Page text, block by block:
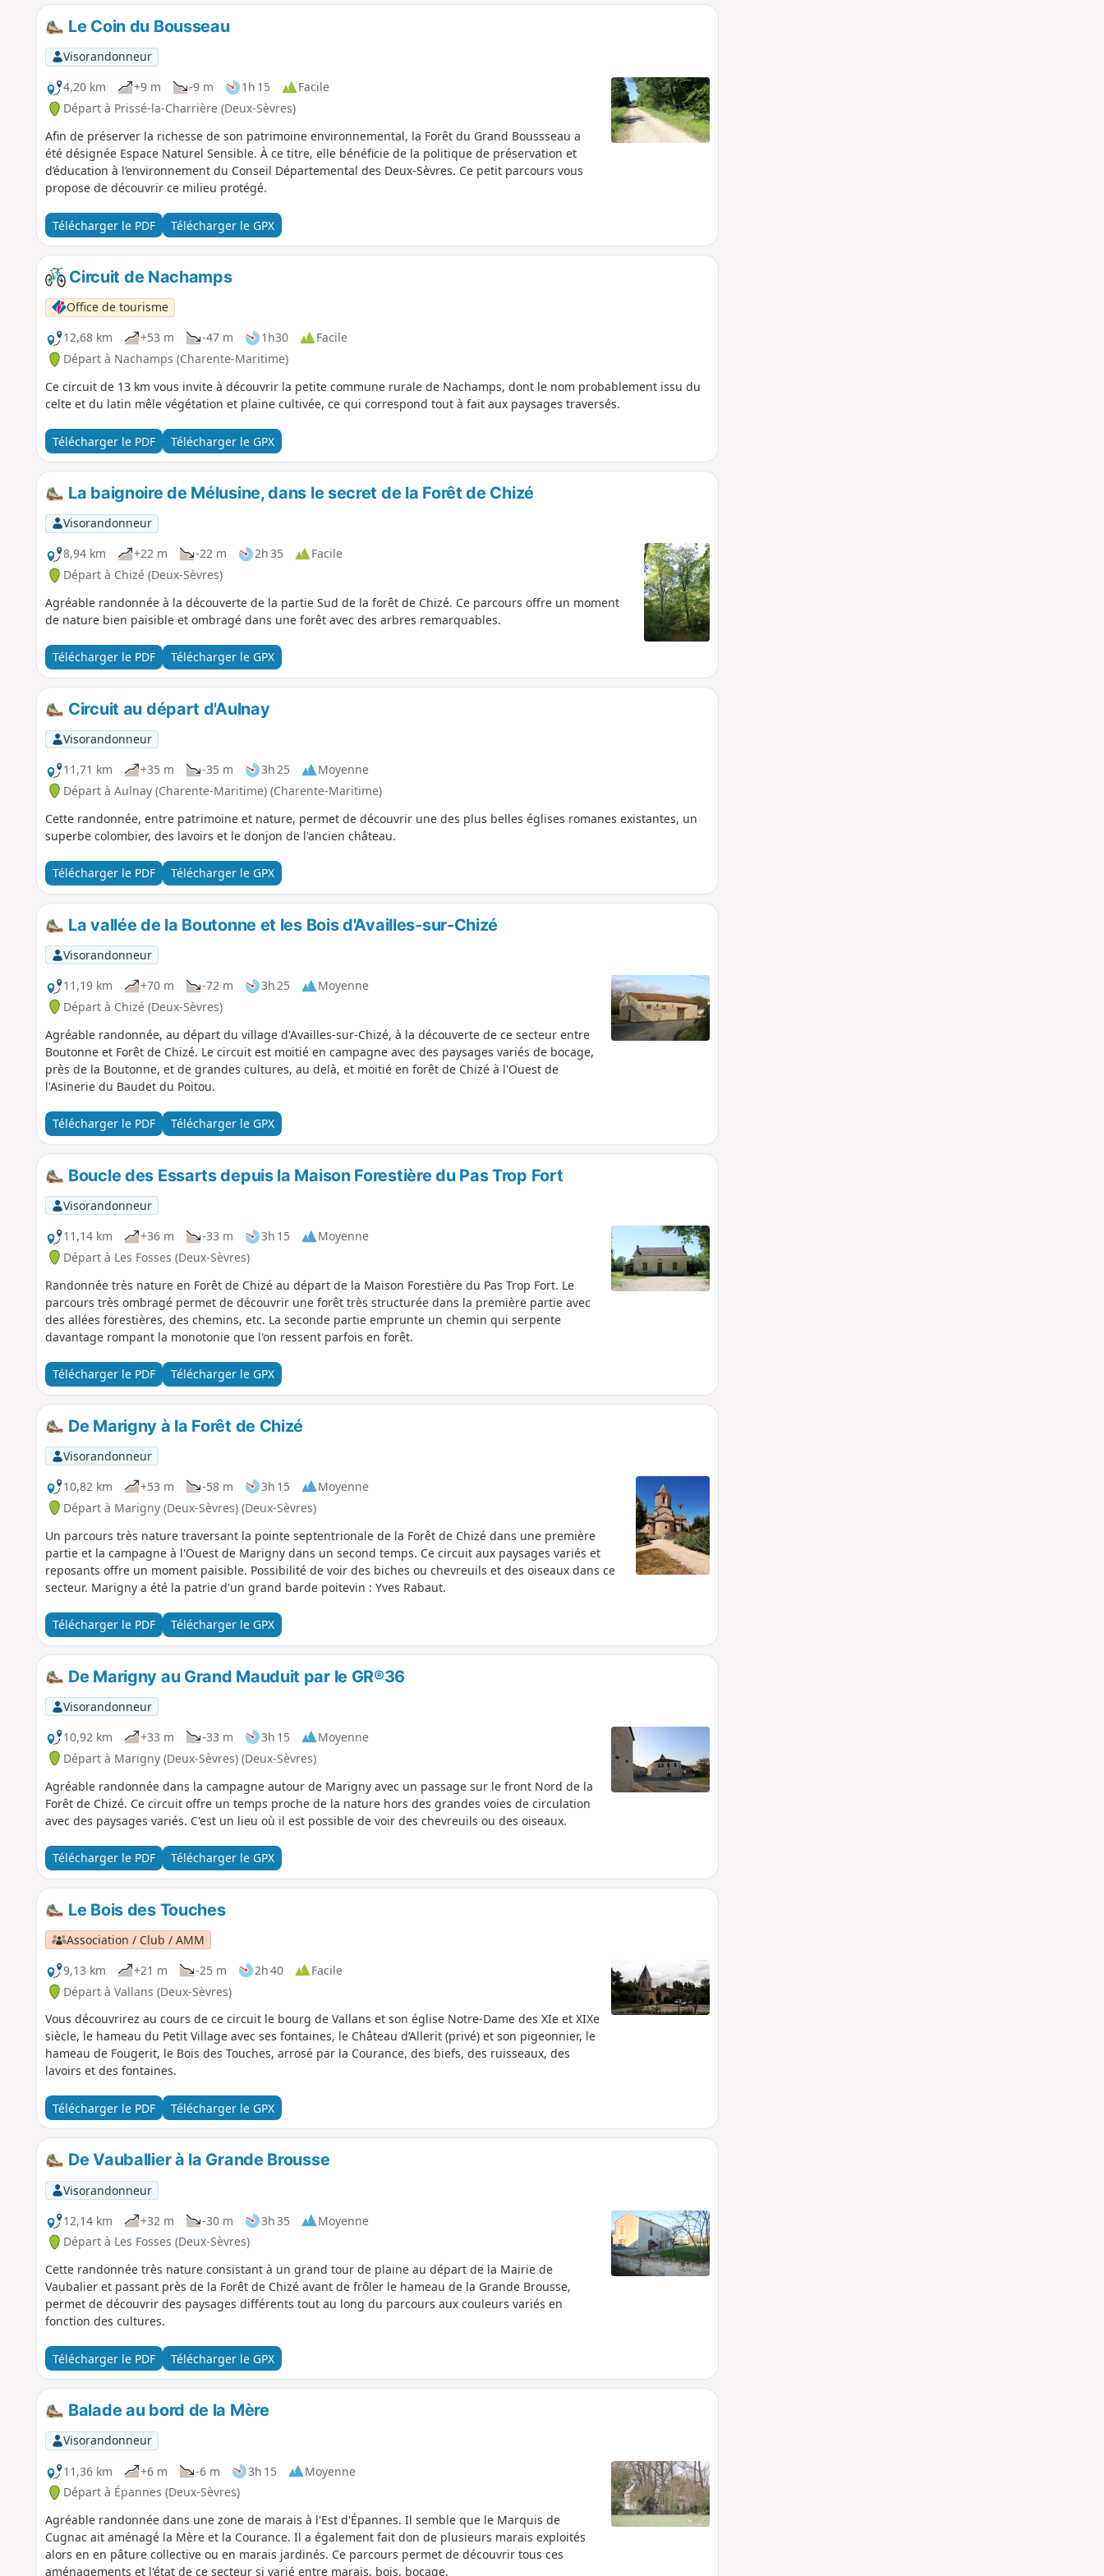
Le Coin du Bousseau
Visorandonneur
4,20 km
+9 m -9 m 1h 15
Facile
Départ à Prissé-la-Charrière (Deux-Sèvres)
Afin de préserver la richesse de son patrimoine environnemental, la Forêt du Grand Boussseau a
été désignée Espace Naturel Sensible. À ce titre, elle bénéficie de la politique de préservation et
d’éducation à l’environnement du Conseil Départemental des Deux-Sèvres. Ce petit parcours vous
propose de découvrir ce milieu protégé.
Télécharger le PDF Télécharger le GPX
Circuit de Nachamps
Office de tourisme
12,68 km
+53 m -47 m 1h30
Facile
Départ à Nachamps (Charente-Maritime)
Ce circuit de 13 km vous invite à découvrir la petite commune rurale de Nachamps, dont le nom probablement issu du
celte et du latin mêle végétation et plaine cultivée, ce qui correspond tout à fait aux paysages traversés.
Télécharger le PDF Télécharger le GPX
La baignoire de Mélusine, dans le secret de la Forêt de Chizé
Visorandonneur
8,94 km
+22 m -22 m 2h 35
Facile
Départ à Chizé (Deux-Sèvres)
Agréable randonnée à la découverte de la partie Sud de la forêt de Chizé. Ce parcours offre un moment
de nature bien paisible et ombragé dans une forêt avec des arbres remarquables.
Télécharger le PDF Télécharger le GPX
Circuit au départ d'Aulnay
Visorandonneur
11,71 km
+35 m -35 m 3h 25
Moyenne
Départ à Aulnay (Charente-Maritime) (Charente-Maritime)
Cette randonnée, entre patrimoine et nature, permet de découvrir une des plus belles églises romanes existantes, un
superbe colombier, des lavoirs et le donjon de l'ancien château.
Télécharger le PDF Télécharger le GPX
La vallée de la Boutonne et les Bois d'Availles-sur-Chizé
Visorandonneur
11,19 km
+70 m -72 m 3h 25
Moyenne
Départ à Chizé (Deux-Sèvres)
Agréable randonnée, au départ du village d'Availles-sur-Chizé, à la découverte de ce secteur entre
Boutonne et Forêt de Chizé. Le circuit est moitié en campagne avec des paysages variés de bocage,
près de la Boutonne, et de grandes cultures, au delà, et moitié en forêt de Chizé à l'Ouest de
l'Asinerie du Baudet du Poitou.
Télécharger le PDF Télécharger le GPX
Boucle des Essarts depuis la Maison Forestière du Pas Trop Fort
Visorandonneur
11,14 km
+36 m -33 m 3h 15
Moyenne
Départ à Les Fosses (Deux-Sèvres)
Randonnée très nature en Forêt de Chizé au départ de la Maison Forestière du Pas Trop Fort. Le
parcours très ombragé permet de découvrir une forêt très structurée dans la première partie avec
des allées forestières, des chemins, etc. La seconde partie emprunte un chemin qui serpente
davantage rompant la monotonie que l'on ressent parfois en forêt.
Télécharger le PDF Télécharger le GPX
De Marigny à la Forêt de Chizé
Visorandonneur
10,82 km
+53 m -58 m 3h 15
Moyenne
Départ à Marigny (Deux-Sèvres) (Deux-Sèvres)
Un parcours très nature traversant la pointe septentrionale de la Forêt de Chizé dans une première
partie et la campagne à l'Ouest de Marigny dans un second temps. Ce circuit aux paysages variés et
reposants offre un moment paisible. Possibilité de voir des biches ou chevreuils et des oiseaux dans ce
secteur. Marigny a été la patrie d'un grand barde poitevin : Yves Rabaut.
Télécharger le PDF Télécharger le GPX
De Marigny au Grand Mauduit par le GR®36
Visorandonneur
10,92 km
+33 m -33 m 3h 15
Moyenne
Départ à Marigny (Deux-Sèvres) (Deux-Sèvres)
Agréable randonnée dans la campagne autour de Marigny avec un passage sur le front Nord de la
Forêt de Chizé. Ce circuit offre un temps proche de la nature hors des grandes voies de circulation
avec des paysages variés. C'est un lieu où il est possible de voir des chevreuils ou des oiseaux.
Télécharger le PDF Télécharger le GPX
Le Bois des Touches
Association / Club / AMM
9,13 km
+21 m -25 m 2h 40
Facile
Départ à Vallans (Deux-Sèvres)
Vous découvrirez au cours de ce circuit le bourg de Vallans et son église Notre-Dame des XIe et XIXe
siècle, le hameau du Petit Village avec ses fontaines, le Château d’Allerit (privé) et son pigeonnier, le
hameau de Fougerit, le Bois des Touches, arrosé par la Courance, des biefs, des ruisseaux, des
lavoirs et des fontaines.
Télécharger le PDF Télécharger le GPX
De Vauballier à la Grande Brousse
Visorandonneur
12,14 km
+32 m -30 m 3h 35
Moyenne
Départ à Les Fosses (Deux-Sèvres)
Cette randonnée très nature consistant à un grand tour de plaine au départ de la Mairie de
Vaubalier et passant près de la Forêt de Chizé avant de frôler le hameau de la Grande Brousse,
permet de découvrir des paysages différents tout au long du parcours aux couleurs variés en
fonction des cultures.
Télécharger le PDF Télécharger le GPX
Balade au bord de la Mère
Visorandonneur
11,36 km
+6 m -6 m 3h 15
Moyenne
Départ à Épannes (Deux-Sèvres)
Agréable randonnée dans une zone de marais à l'Est d'Épannes. Il semble que le Marquis de
Cugnac ait aménagé la Mère et la Courance. Il a également fait don de plusieurs marais exploités
alors en en pâture collective ou en marais jardinés. Ce parcours permet de découvrir tous ces
aménagements et l'état de ce secteur si varié entre marais, bois, bocage.